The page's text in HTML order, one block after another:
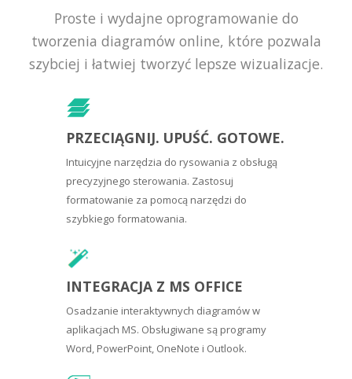
Proste i wydajne oprogramowanie do
tworzenia diagramów online, które pozwala
szybciej i łatwiej tworzyć lepsze wizualizacje.
PRZECIĄGNIJ. UPUŚĆ. GOTOWE.
Intuicyjne narzędzia do rysowania z obsługą
precyzyjnego sterowania. Zastosuj
formatowanie za pomocą narzędzi do
szybkiego formatowania.
INTEGRACJA Z MS OFFICE
Osadzanie interaktywnych diagramów w
aplikacjach MS. Obsługiwane są programy
Word, PowerPoint, OneNote i Outlook.